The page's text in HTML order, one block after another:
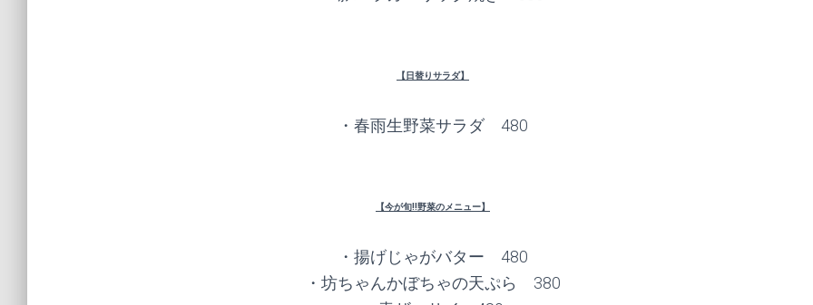
【日替りサラダ】
・春雨生野菜サラダ 480
【今が旬!!野菜のメニュー】
・揚げじゃがバター 480
・坊ちゃんかぼちゃの天ぷら 380